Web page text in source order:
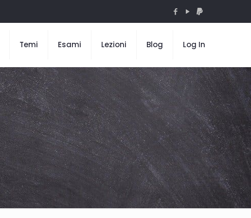
Temi Esami Lezioni Blog Log In